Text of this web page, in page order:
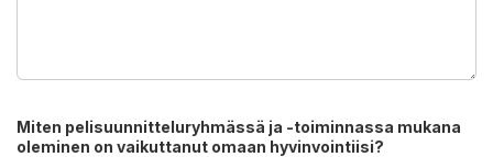
Miten pelisuunnitteluryhmässä ja -toiminnassa mukana
oleminen on vaikuttanut omaan hyvinvointiisi?